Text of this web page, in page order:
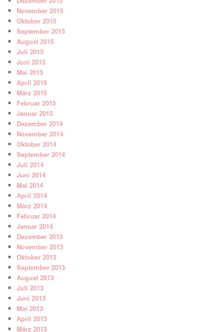
November 2015
Oktober 2015
September 2015
August 2015
Juli 2015
Juni 2015
Mai 2015
April 2015
März 2015
Februar 2015
Januar 2015
Dezember 2014
November 2014
Oktober 2014
September 2014
Juli 2014
Juni 2014
Mai 2014
April 2014
März 2014
Februar 2014
Januar 2014
Dezember 2013
November 2013
Oktober 2013
September 2013
August 2013
Juli 2013
Juni 2013
Mai 2013
April 2013
März 2013